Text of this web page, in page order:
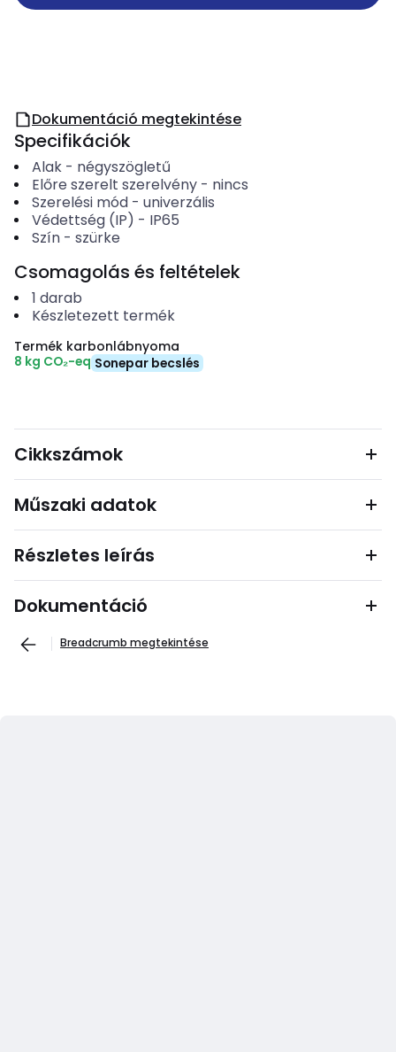
Dokumentáció megtekintése
Specifikációk
Alak- négyszögletű
Előre szerelt szerelvény- nincs
Szerelési mód- univerzális
Védettség (IP) - IP65
Szín- szürke
Csomagolás és feltételek
1 darab
Készletezett termék
Termék karbonlábnyoma
8 kg CO₂-eq Sonepar becslés
Cikkszámok
Műszaki adatok
Részletes leírás
Dokumentáció
Breadcrumb megtekintése